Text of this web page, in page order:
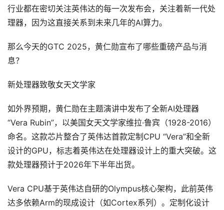
行业都在密切关注英伟达的每一次发布会，关注着新一代处
理器，因为这直接关系到未来几年的AI算力。
那么今天的GTC 2025，黄仁勋宣布了哪些重磅产品与消
息？
新处理器致敬女天文学家
如外界预期，黄仁勋在主题演讲中发布了全新AI处理器
“Vera Rubin”，以美国女天文学家维拉·鲁宾（1928-2016）
命名。这款芯片整合了英伟达首款定制CPU “Vera”和全新
设计的GPU，标志着英伟达在处理器设计上的重大突破。这
款处理器预计于2026年下半年出货。
Vera CPU基于英伟达自研的Olympus核心架构，此前英伟
达多依赖Arm的现成设计（如Cortex系列）。定制化设计